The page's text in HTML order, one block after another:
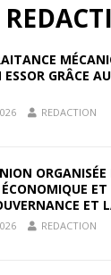
ESSOR GRÂCE
REDACTION
ORGANISÉE
ÉCONOMIQUE
ET
REDACTION